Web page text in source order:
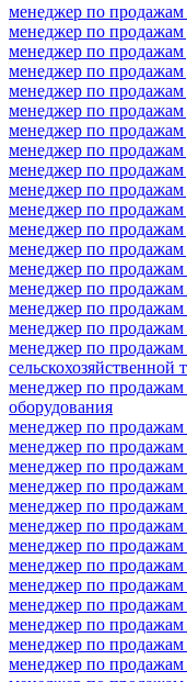
менеджер по
менеджер по продажам
менеджер по
менеджер по
менеджер по продажам
менеджер по продажам
менеджер по
менеджер по продажам
менеджер по продажам
менеджер по продажам
менеджер по продажам
менеджер по
менеджер по продажам
менеджер по
менеджер по
менеджер по продажам
менеджер по
менеджер по продажам
сельскохозяйственной
менеджер по продажам
оборудования
менеджер по продажам
менеджер по продажам
менеджер по
менеджер по продажам
менеджер по
менеджер по продажам
менеджер по продажам
менеджер по продажам
менеджер по
менеджер по
менеджер по
менеджер по
менеджер по